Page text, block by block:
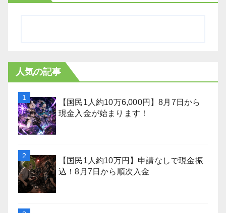
人気の記事
【国民1人約10万6,000円】8月7日から
現金入金が始まります！
【国民1人約10万円】申請なしで現金振
込！8月7日から順次入金